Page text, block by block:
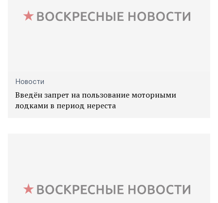
Новости
Введён запрет на пользование моторными
лодками в период нереста